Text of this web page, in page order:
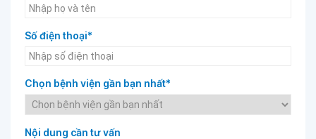
Số điện thoại*
Chọn bệnh viện gần bạn nhất*
Nội dung cần tư vấn